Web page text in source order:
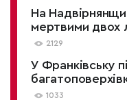
На
мертвими двох
2129
У Франківську
1033